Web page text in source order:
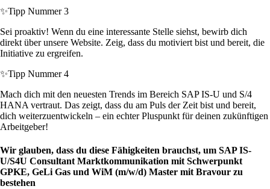
✨Tipp Nummer 3
Sei proaktiv! Wenn du eine interessante Stelle siehst, bewirb dich
direkt über unsere Website. Zeig, dass du motiviert bist und bereit, die
Initiative zu ergreifen.
✨Tipp Nummer 4
Mach dich mit den neuesten Trends im Bereich SAP IS-U und S/4
HANA vertraut. Das zeigt, dass du am Puls der Zeit bist und bereit,
dich weiterzuentwickeln – ein echter Pluspunkt für deinen zukünftigen
Arbeitgeber!
Wir glauben, dass du diese Fähigkeiten brauchst, um SAP IS-
U/S4U Consultant Marktkommunikation mit Schwerpunkt
GPKE, GeLi Gas und WiM (m/w/d) Master mit Bravour zu
bestehen